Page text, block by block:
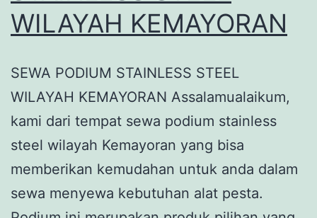
WILAYAH KEMAYORAN
SEWA PODIUM STAINLESS STEEL
WILAYAH KEMAYORAN Assalamualaikum,
kami dari tempat sewa podium stainless
steel wilayah Kemayoran yang bisa
memberikan kemudahan untuk anda dalam
sewa menyewa kebutuhan alat pesta.